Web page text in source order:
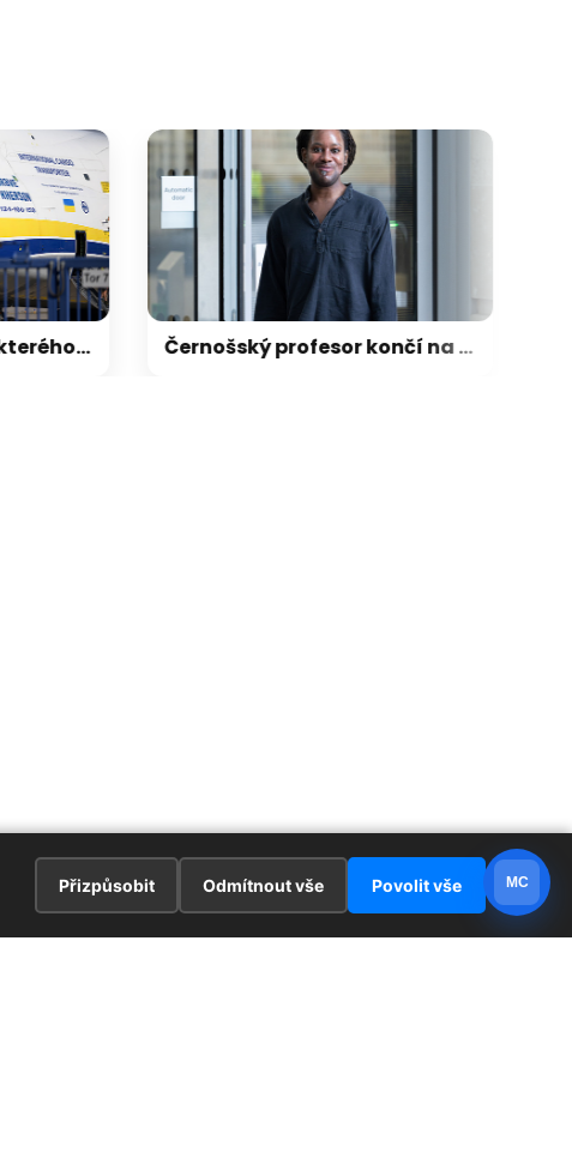
Ukrajinské letadlo, u kterého se v Lipsku našel dron, bylo naložené municí Černošský profesor končí na Cambridgi po obvinění z plagiátorství. Rasismus, tvrdí
Přizpůsobit Odmítnout vše Povolit vše MC